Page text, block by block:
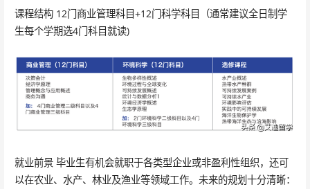
课程结构 12门商业管理科目+12门科学科目（通常建议全日制学
生每个学期选4门科目就读)
就业前景 毕业生有机会就职于各类型企业或非盈利性组织，还可
以在农业、水产、林业及渔业等领域工作。未来的规划十分清晰：